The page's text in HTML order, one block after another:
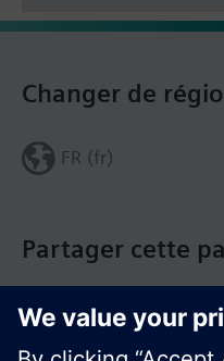
Partager cette
Changer de
FR (fr)